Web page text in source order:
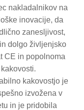
nakladalnikov na
inovacije, da
zanesljivost,
dolgo življenjsko
CE in popolnoma
kakovostjo je
izvožena v
in je pridobila